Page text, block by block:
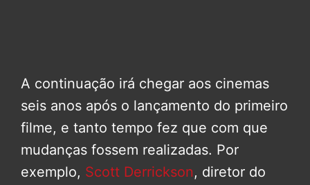
A continuação irá chegar aos cinemas
seis anos após o lançamento do primeiro
filme, e tanto tempo fez que com que
mudanças fossem realizadas. Por
exemplo, Scott Derrickson, diretor do